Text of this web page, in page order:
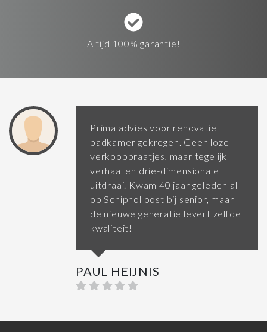
Altijd 100% garantie!
Prima advies voor renovatie
badkamer gekregen. Geen loze
verkooppraatjes, maar tegelijk
verhaal en drie-dimensionale
uitdraai. Kwam 40 jaar geleden al
op Schiphol oost bij senior, maar
de nieuwe generatie levert zelfde
kwaliteit!
PAUL HEIJNIS